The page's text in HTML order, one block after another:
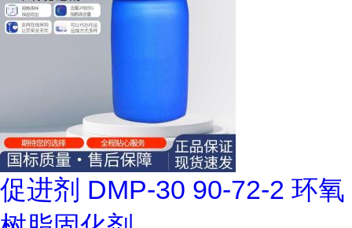
促进剂 DMP-30 90-72-2 环氧